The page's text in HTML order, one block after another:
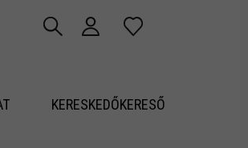
KERESKEDŐKERESŐ